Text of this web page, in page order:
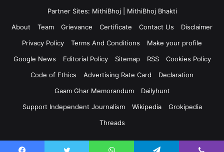
Partner Sites: MithiBhoj
MithiBhoj Bhakti
About
Team Grievance Certificate Contact Us
Disclaimer
Privacy Policy
Terms And Conditions
Make your profile
Google News
Editorial Policy Sitemap RSS
Cookies Policy
Code of Ethics
Advertising Rate Card
Declaration
Gaam Ghar Memorandum
Dailyhunt
Support Independent Journalism
Wikipedia
Grokipedia
Threads